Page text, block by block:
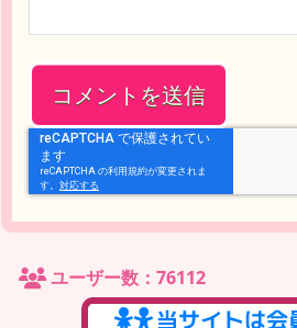
ユーザー数：76112